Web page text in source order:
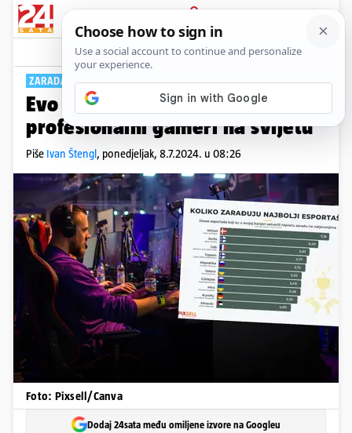
PRIJAVA
Tech Komentari
ZARADA U MILIJUNIMA
Evo koliko zarađuju najbolji
profesionalni gameri na svijetu
Piše Ivan Štengl, ponedjeljak, 8.7.2024. u 08:26
Foto: Pixsell/Canva
Dodaj 24sata među omiljene izvore na Googleu